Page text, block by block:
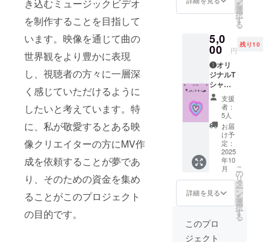
き込むミュージックビデオ
を制作することを目指して
います。映像を通じて曲の
世界観をより豊かに表現
し、視聴者の方々に一層深
く感じていただけるように
したいと考えています。特
に、私が敬愛するとある映
像クリエイターの方にMV作
成を依頼することが夢であ
り、そのための資金を集め
ることがこのプロジェクト
の目的です。
前また
はニッ
ムを概
要欄に
記入し
てくだ
さい）
（※オリ
ジナル
ステッ
カーは9
月に発
送予定
す。）
を
選
択
す
る
5,0
00 円
残り10
❶オリ
ジナルT
シャツ
（白
色、サ
イズは
S,M,Lの
3展開、
デザイ
ン考案
中）
❷MVの
エンド
ロール
にお名
前の搭
載（備
考欄に
お名前
支援
者：
5人
お届
け予
定：
2025
年10
月
詳細を見る
こ
の
リ
タ
ー
ン
を
選
択
す
る
このプロ
ジェクト